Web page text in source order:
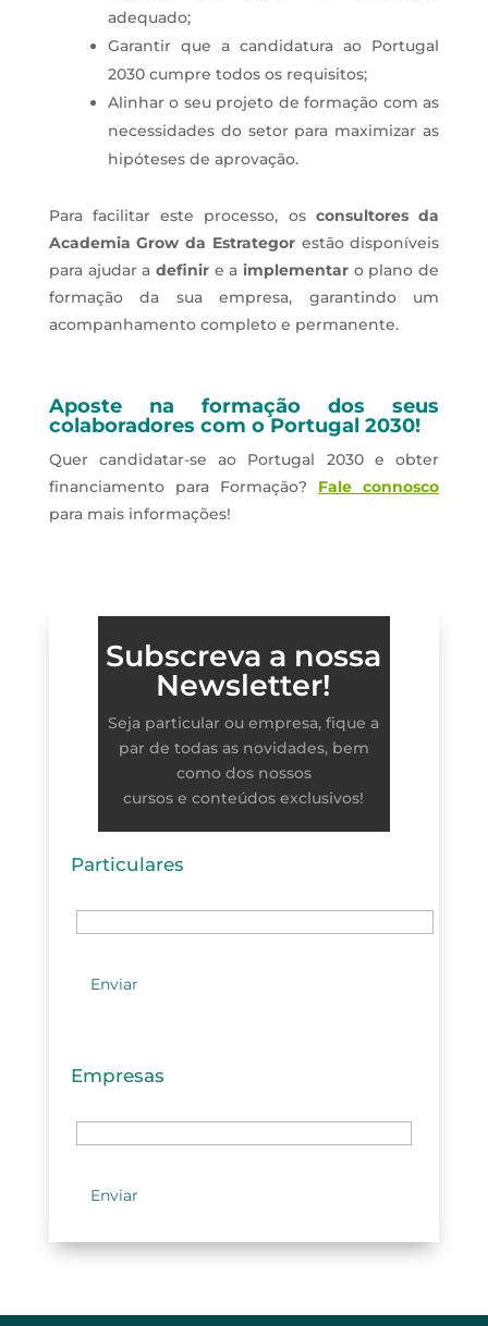
adequado;
Garantir que a candidatura ao Portugal
2030 cumpre todos os requisitos;
Alinhar o seu projeto de formação com as
necessidades do setor para maximizar as
hipóteses de aprovação.
Para facilitar este processo, os consultores da
Academia Grow da Estrategorestão disponíveis
para ajudar a definire aimplementar o plano de
formação da sua empresa, garantindo um
acompanhamento completo e permanente.
Aposte na formação dos seus
colaboradores com o Portugal 2030!
Quer candidatar-se ao Portugal 2030 e obter
financiamento para Formação? Fale connosco
para mais informações!
Subscreva a nossa
Newsletter!
Seja particular ou empresa, fique a
par de todas as novidades, bem
como dos nossos
cursos e conteúdos exclusivos!
Particulares
Empresas